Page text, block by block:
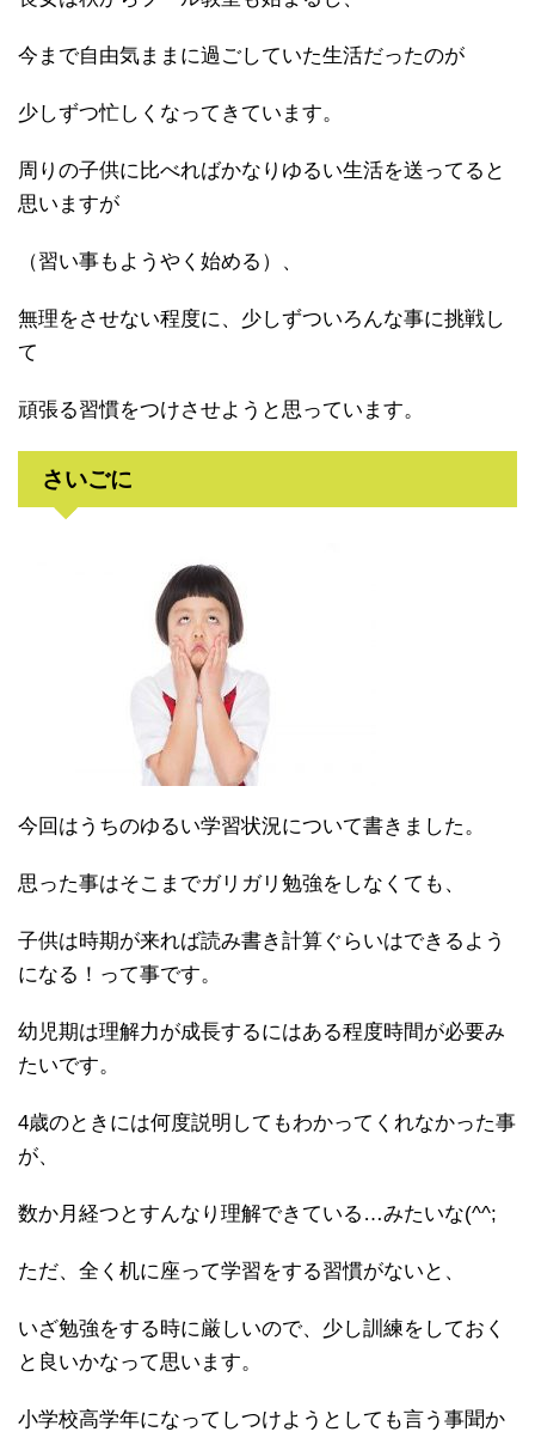
今まで自由気ままに過ごしていた生活だったのが
少しずつ忙しくなってきています。
周りの子供に比べればかなりゆるい生活を送ってると
思いますが
（習い事もようやく始める）、
無理をさせない程度に、少しずついろんな事に挑戦し
て
頑張る習慣をつけさせようと思っています。
さいごに
今回はうちのゆるい学習状況について書きました。
思った事はそこまでガリガリ勉強をしなくても、
子供は時期が来れば読み書き計算ぐらいはできるよう
になる！って事です。
幼児期は理解力が成長するにはある程度時間が必要み
たいです。
4歳のときには何度説明してもわかってくれなかった事
が、
数か月経つとすんなり理解できている…みたいな(^^;
ただ、全く机に座って学習をする習慣がないと、
いざ勉強をする時に厳しいので、少し訓練をしておく
と良いかなって思います。
小学校高学年になってしつけようとしても言う事聞か